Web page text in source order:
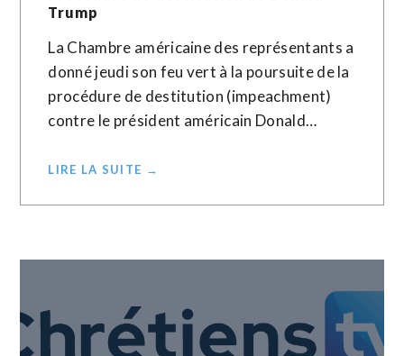
Trump
La Chambre américaine des représentants a
donné jeudi son feu vert à la poursuite de la
procédure de destitution (impeachment)
contre le président américain Donald…
LIRE LA SUITE →